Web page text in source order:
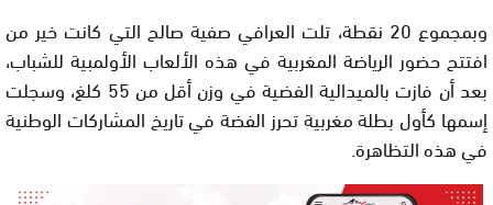
وبمجموع 20 نقطة، تلت العرافي صفية صالح التي كانت خير من
افتتح حضور الرياضة المغربية في هذه الألعاب الأولمبية للشباب،
بعد أن فازت بالميدالية الفضية في وزن أقل من 55 كلغ، وسجلت
إسمها كأول بطلة مغربية تحرز الفضة في تاريخ المشاركات الوطنية
في هذه التظاهرة.